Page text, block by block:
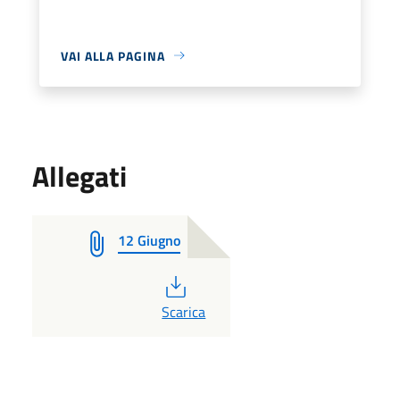
VAI ALLA PAGINA
Allegati
12 Giugno
PDF
Scarica